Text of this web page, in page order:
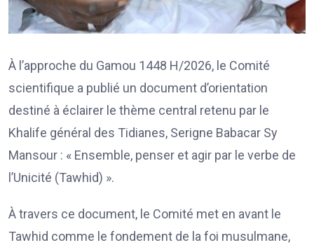
À l’approche du Gamou 1448 H/2026, le Comité
scientifique a publié un document d’orientation
destiné à éclairer le thème central retenu par le
Khalife général des Tidianes, Serigne Babacar Sy
Mansour : « Ensemble, penser et agir par le verbe de
l’Unicité (Tawhid) ».
À travers ce document, le Comité met en avant le
Tawhid comme le fondement de la foi musulmane,